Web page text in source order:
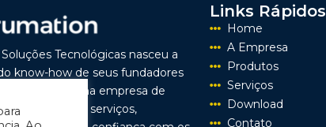
Tecnológicas nasceu a
know-how de seus fundadores
de construir uma empresa de
produtos e serviços,
Links Rápidos
Home
A Empresa
Produtos
Serviços
Download
Contato